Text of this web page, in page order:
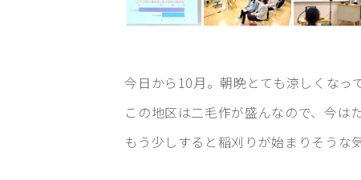
今日から10月。朝晩とても涼しくなっ
この地区は二毛作が盛んなので、今は
もう少しすると稲刈りが始まり (新しい
そうな